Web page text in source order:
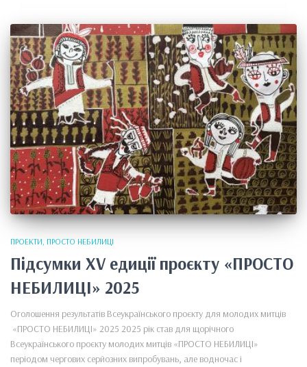
ПРОЕКТИ ПРОСТО НЕБИЛИЦІ
Підсумки XV едиції проєкту «ПРОСТО
НЕБИЛИЦІ» 2025
Оголошення результатів Всеукраїнського проєкту для молодих митців
«ПРОСТО НЕБИЛИЦІ» 2025 2025 рік став для щорічного
Всеукраїнського проєкту молодих митців «ПРОСТО НЕБИЛИЦІ»
періодом чергових серйозних випробувань, але водночас і